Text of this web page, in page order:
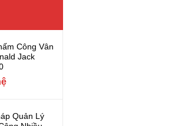
Công Vân
Jack
Quản Lý